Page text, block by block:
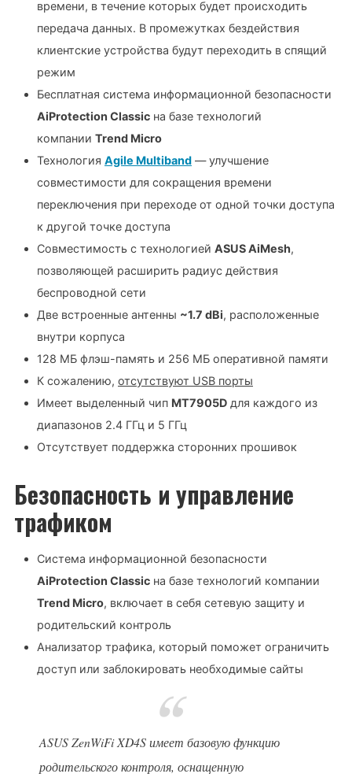
времени, в течение которых будет происходить
передача данных. В промежутках бездействия
клиентские устройства будут переходить в спящий
режим
Бесплатная система информационной безопасности
AiProtection Classic на базе технологий
компанииTrend Micro
ТехнологияAgile Multiband — улучшение
совместимости для сокращения времени
переключения при переходе от одной точки доступа
к другой точке доступа
Совместимость с технологиейASUS AiMesh,
позволяющей расширить радиус действия
беспроводной сети
Две встроенные антенны ~1.7 dBi, расположенные
внутри корпуса
128 МБ флэш-память и 256 МБ оперативной памяти
К сожалению,отсутствуют USB порты
Имеет выделенный чип MT7905D для каждого из
диапазонов 2.4 ГГц и 5 ГГц
Отсутствует поддержка сторонних прошивок
Безопасность и управление
трафиком
Система информационной безопасности
AiProtection Classic на базе технологий компании
Trend Micro, включает в себя сетевую защиту и
родительский контроль
Анализатор трафика, который поможет ограничить
доступ или заблокировать необходимые сайты
ASUS ZenWiFi XD4S имеет базовую функцию
родительского контроля, оснащенную